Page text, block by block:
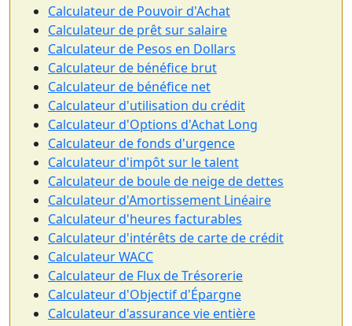
Calculateur de Pouvoir d'Achat
Calculateur de prêt sur salaire
Calculateur de Pesos en Dollars
Calculateur de bénéfice brut
Calculateur de bénéfice net
Calculateur d'utilisation du crédit
Calculateur d'Options d'Achat Long
Calculateur de fonds d'urgence
Calculateur d'impôt sur le talent
Calculateur de boule de neige de dettes
Calculateur d'Amortissement Linéaire
Calculateur d'heures facturables
Calculateur d'intérêts de carte de crédit
Calculateur WACC
Calculateur de Flux de Trésorerie
Calculateur d'Objectif d'Épargne
Calculateur d'assurance vie entière